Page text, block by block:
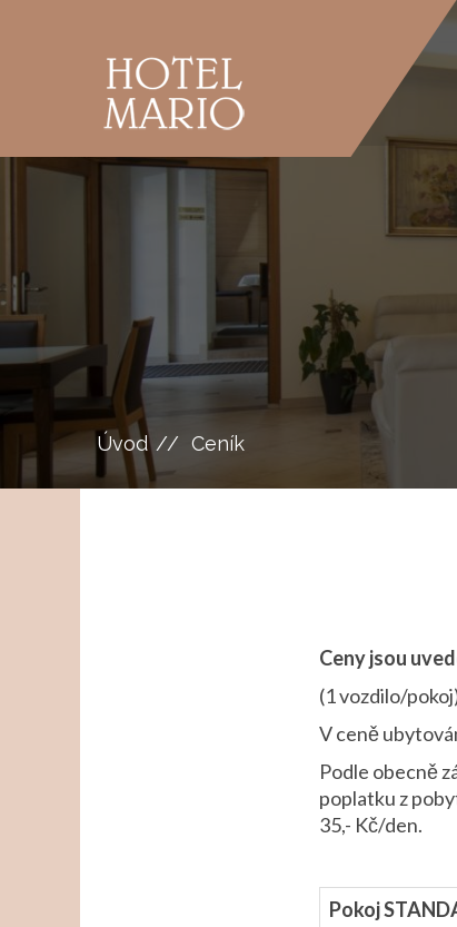
Úvod Ceník
Ceny jsou
(1 vozdilo/
V ceně
Podle obecně
poplatku z
35,- Kč/den.
Pokoj